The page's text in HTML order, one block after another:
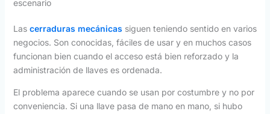
escenario
Las cerraduras mecánicas siguen teniendo sentido en varios
negocios. Son conocidas, fáciles de usar y en muchos casos
funcionan bien cuando el acceso está bien reforzado y la
administración de llaves es ordenada.
El problema aparece cuando se usan por costumbre y no por
conveniencia. Si una llave pasa de mano en mano, si hubo